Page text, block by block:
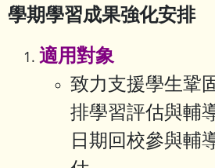
學期學習成果強化安排
適用對象
致力支援學生鞏
排學習評估與輔
日期回校參與輔